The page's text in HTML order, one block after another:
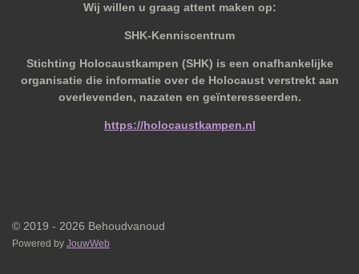
Wij willen u graag attent maken op:
SHK-Kenniscentrum
Stichting Holocaustkampen (SHK) is een onafhankelijke
organisatie die informatie over de Holocaust verstrekt aan
overlevenden, nazaten en geïnteresseerden.
https://holocaustkampen.nl
© 2019 - 2026 Behoudvanoud
Powered by JouwWeb